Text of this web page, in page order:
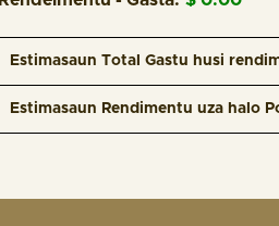
Estimasaun Total Gastu husi
Estimasaun Rendimentu uza halo